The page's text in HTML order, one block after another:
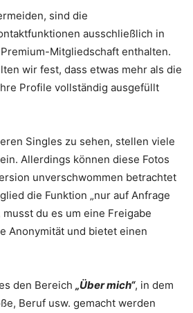
sind die
ausschließlich in
Mitgliedschaft enthalten.
wir fest, dass etwas mehr als die
Profile vollständig ausgefüllt
Singles zu sehen, stellen viele
Allerdings können diese Fotos
unverschwommen betrachtet
die Funktion „nur auf Anfrage
du es um eine Freigabe
Anonymität und bietet einen
den Bereich „Über mich“, in dem
Beruf usw. gemacht werden